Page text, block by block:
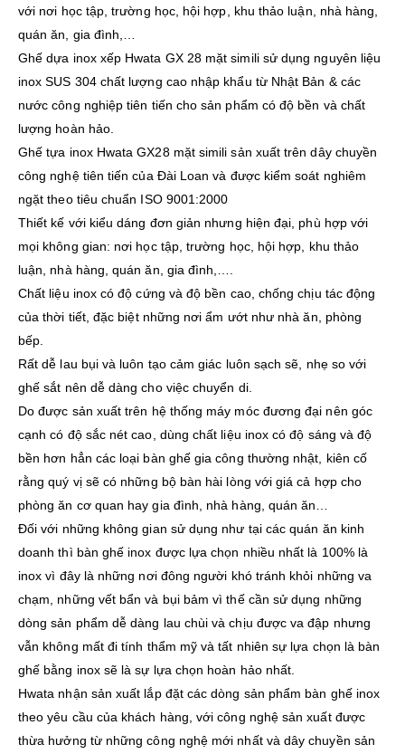
với nơi học tập, trường học, hội hợp, khu thảo luận, nhà hàng,
quán ăn, gia đình,…
Ghế dựa inox xếp Hwata GX 28 mặt simili sử dụng nguyên liệu
inox SUS 304 chất lượng cao nhập khẩu từ Nhật Bản & các
nước công nghiệp tiên tiến cho sản phẩm có độ bền và chất
lượng hoàn hảo.
Ghế tựa inox Hwata GX28 mặt simili sản xuất trên dây chuyền
công nghệ tiên tiến của Đài Loan và được kiểm soát nghiêm
ngặt theo tiêu chuẩn ISO 9001:2000
Thiết kế với kiểu dáng đơn giản nhưng hiện đại, phù hợp với
mọi không gian: nơi học tập, trường học, hội hợp, khu thảo
luận, nhà hàng, quán ăn, gia đình,….
Chất liệu inox có độ cứng và độ bền cao, chống chịu tác động
của thời tiết, đặc biệt những nơi ẩm ướt như nhà ăn, phòng
bếp.
Rất dễ lau bụi và luôn tạo cảm giác luôn sạch sẽ, nhẹ so với
ghế sắt nên dễ dàng cho việc chuyển di.
Do được sản xuất trên hệ thống máy móc đương đại nên góc
cạnh có độ sắc nét cao, dùng chất liệu inox có độ sáng và độ
bền hơn hẳn các loại bàn ghế gia công thường nhật, kiên cố
rằng quý vị sẽ có những bộ bàn hài lòng với giá cả hợp cho
phòng ăn cơ quan hay gia đình, nhà hàng, quán ăn…
Đối với những không gian sử dụng như tại các quán ăn kinh
doanh thì bàn ghế inox được lựa chọn nhiều nhất là 100% là
inox vì đây là những nơi đông người khó tránh khỏi những va
chạm, những vết bẩn và bụi bảm vì thế cần sử dụng những
dòng sản phẩm dễ dàng lau chùi và chịu được va đập nhưng
vẫn không mất đi tính thẩm mỹ và tất nhiên sự lựa chọn là bàn
ghế bằng inox sẽ là sự lựa chọn hoàn hảo nhất.
Hwata nhận sản xuất lắp đặt các dòng sản phẩm bàn ghế inox
theo yêu cầu của khách hàng, với công nghệ sản xuất được
thừa hưởng từ những công nghệ mới nhất và dây chuyền sản